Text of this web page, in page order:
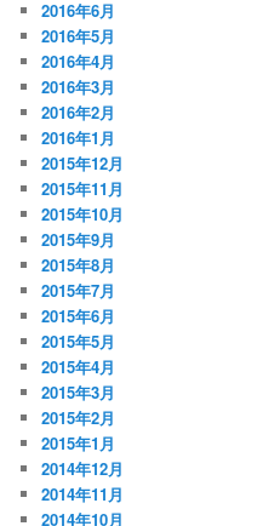
2016年6月
2016年5月
2016年4月
2016年3月
2016年2月
2016年1月
2015年12月
2015年11月
2015年10月
2015年9月
2015年8月
2015年7月
2015年6月
2015年5月
2015年4月
2015年3月
2015年2月
2015年1月
2014年12月
2014年11月
2014年10月